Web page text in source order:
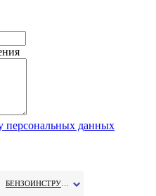
персональных данных